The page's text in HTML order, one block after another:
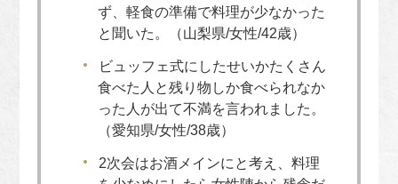
ず、軽食の準備で料理が少なかった
と聞いた。（山梨県/女性/42歳）
ビュッフェ式にしたせいかたくさん
食べた人と残り物しか食べられなか
った人が出て不満を言われました。
（愛知県/女性/38歳）
2次会はお酒メインにと考え、料理